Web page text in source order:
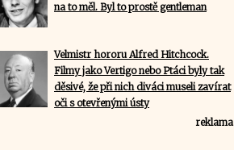
na to měl. Byl to prostě gentleman
Velmistr hororu Alfred Hitchcock.
Filmy jako Vertigo nebo Ptáci byly tak
děsivé, že při nich diváci museli zavírat
oči s otevřenými ústy
reklama